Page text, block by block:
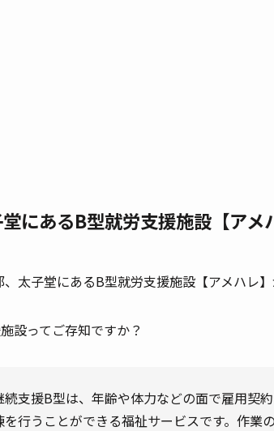
にあるB型就労支援施設【アメ
太子堂にあるB型就労支援施設【アメハレ
設ってご存知ですか？
続支援B型は、年齢や体力などの面で雇用契
を行うことができる福祉サービスです。作業